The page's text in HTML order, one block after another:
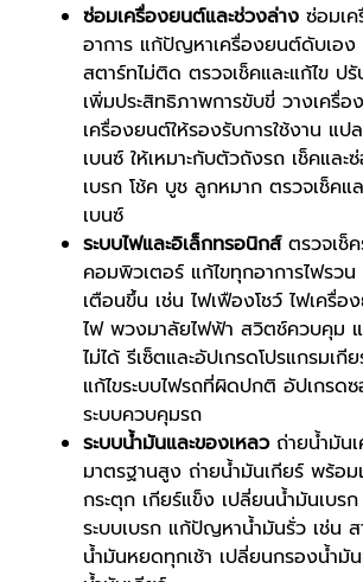
ซ่อมเครื่องยนต์และช่วงล่าง ซ่อมเ
อาการ แก้ปัญหาเครื่องยนต์ดับเอ
สตาร์ทไม่ติด ตรวจเช็คและแก้ไข ป
เพิ่มประสิทธิภาพการขับขี่ วางเครื่อ
เครื่องยนต์ให้รองรับการใช้งาน แป
เบนซ์ ให้เหมาะกับตัวถังรถ เช็คและ
เบรก โช้ค บูช ลูกหมาก ตรวจเช็คแ
เบนซ์
ระบบไฟและอิเล็กทรอนิกส์ตรวจเช็
คอมพิวเตอร์ แก้ไขทุกอาการไฟรว
เตือนขึ้น เช่น ไฟเฟืองโชว์ ไฟเครื่
ไฟ พวงมาลัยไฟฟ้า สวิตช์ควบคุม
ไม่ได้ รีเซ็ตและอัปเกรดโปรแกรมเกี
แก้ไขระบบไฟรถที่ผิดปกติ อัปเกรด
ระบบควบคุมรถ
ระบบน้ำมันและของเหลวถ่ายน้ำมัน
มาตรฐานสูง ถ่ายน้ำมันเกียร์ พร้อม
กระตุก เกียร์แข็ง เปลี่ยนน้ำมันเบ
ระบบเบรก แก้ปัญหาน้ำมันรั่ว เช่น
น้ำมันหยดทุกเช้า เปลี่ยนกรองน้ำมั